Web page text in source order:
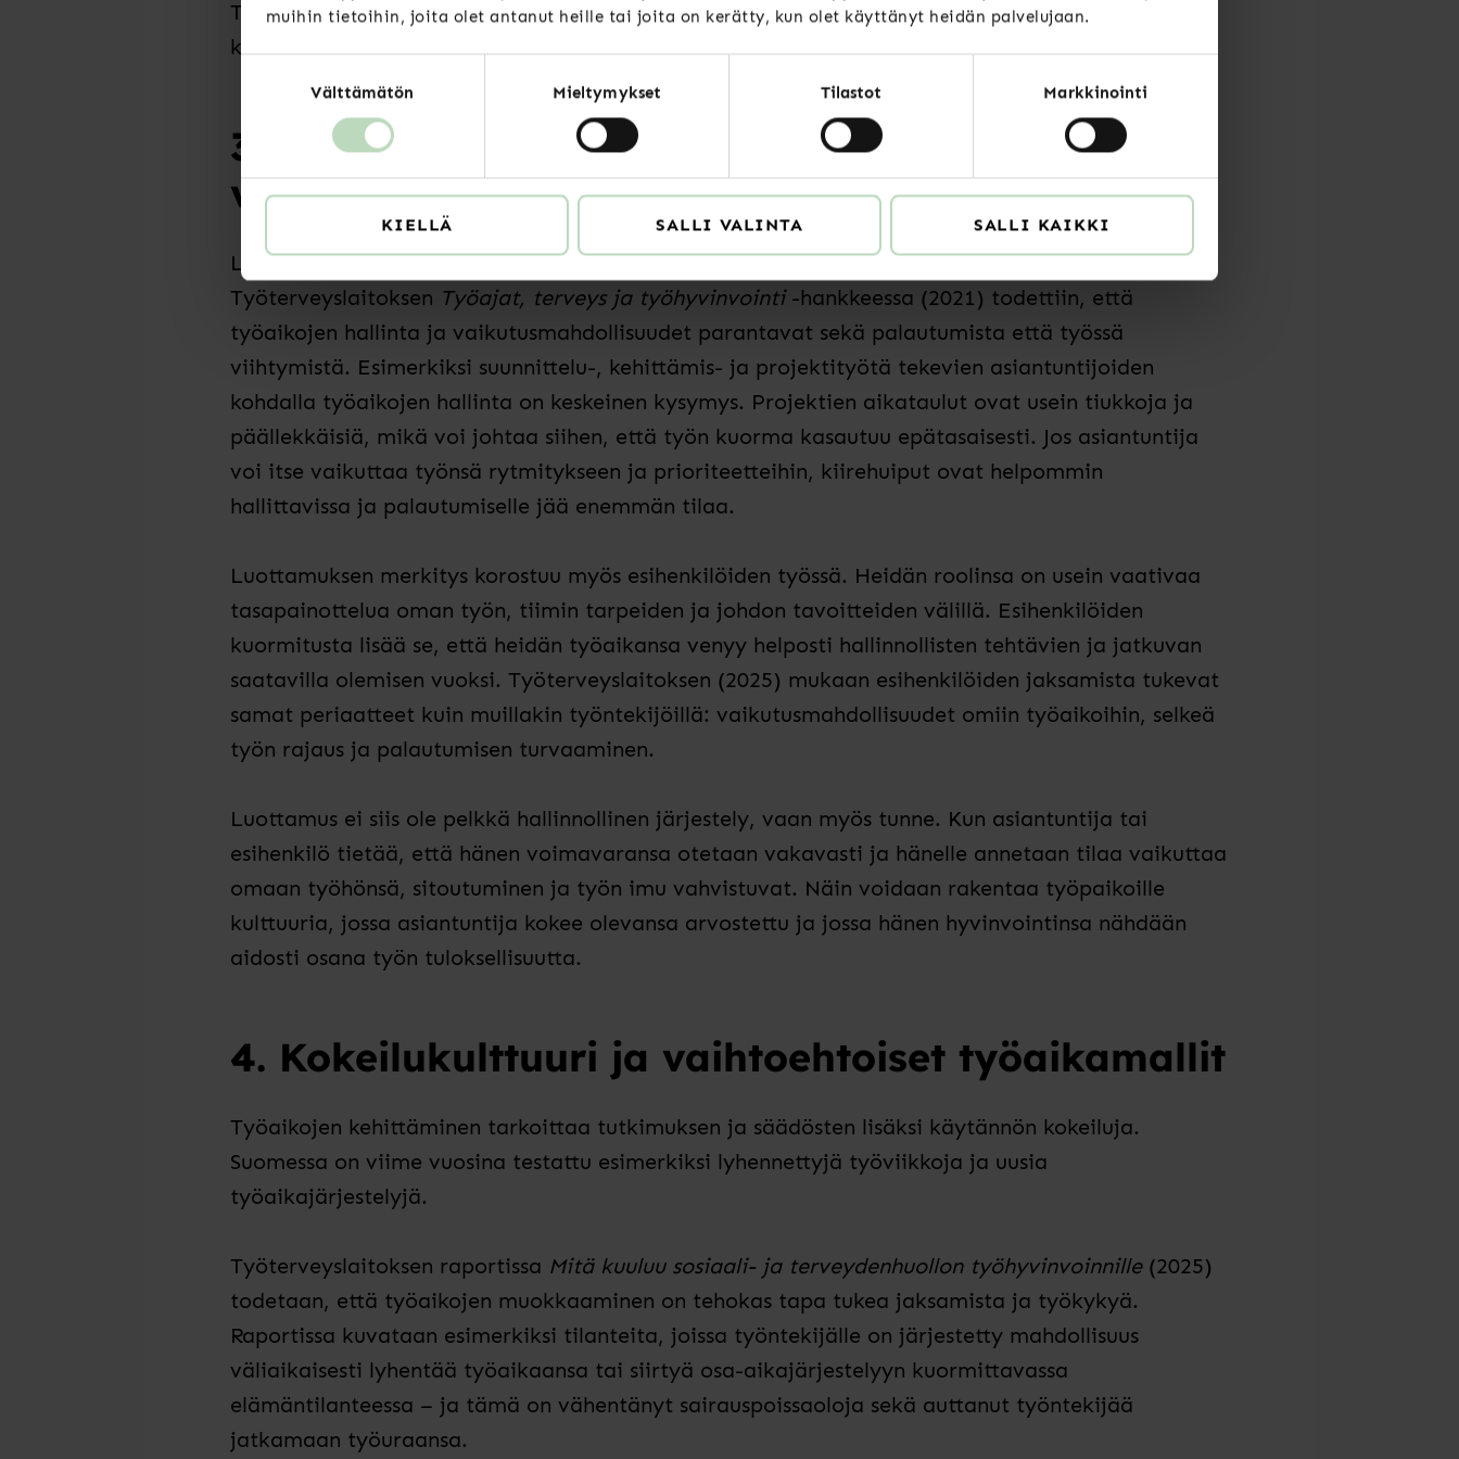
muihin tietoihin, joita olet antanut heille tai joita on kerätty, kun olet käyttänyt heidän palvelujaan.
Välttämätön Mieltymykset Tilastot Markkinointi
KIELLÄ SALLI VALINTA SALLI KAIKKI
Työaikaa olisi hyödyllistä tarkastella entistä enemmän työn tulosten, laadun ja vaikuttavuuden
kautta.
3. Luottamuksen ja itseohjautuvuuden
vahvistaminen
Luottamus syntyy siitä, että asiantuntijaa pidetään oman työnsä parhaana asiantuntijana.
Työterveyslaitoksen Työajat, terveys ja työhyvinvointi-hankkeessa (2021) todettiin, että
työaikojen hallinta ja vaikutusmahdollisuudet parantavat sekä palautumista että työssä
viihtymistä. Esimerkiksi suunnittelu-, kehittämis- ja projektityötä tekevien asiantuntijoiden
kohdalla työaikojen hallinta on keskeinen kysymys. Projektien aikataulut ovat usein tiukkoja ja
päällekkäisiä, mikä voi johtaa siihen, että työn kuorma kasautuu epätasaisesti. Jos asiantuntija
voi itse vaikuttaa työnsä rytmitykseen ja prioriteetteihin, kiirehuiput ovat helpommin
hallittavissa ja palautumiselle jää enemmän tilaa.
Luottamuksen merkitys korostuu myös esihenkilöiden työssä. Heidän roolinsa on usein vaativaa
tasapainottelua oman työn, tiimin tarpeiden ja johdon tavoitteiden välillä. Esihenkilöiden
kuormitusta lisää se, että heidän työaikansa venyy helposti hallinnollisten tehtävien ja jatkuvan
saatavilla olemisen vuoksi. Työterveyslaitoksen (2025) mukaan esihenkilöiden jaksamista tukevat
samat periaatteet kuin muillakin työntekijöillä: vaikutusmahdollisuudet omiin työaikoihin, selkeä
työn rajaus ja palautumisen turvaaminen.
Luottamus ei siis ole pelkkä hallinnollinen järjestely, vaan myös tunne. Kun asiantuntija tai
esihenkilö tietää, että hänen voimavaransa otetaan vakavasti ja hänelle annetaan tilaa vaikuttaa
omaan työhönsä, sitoutuminen ja työn imu vahvistuvat. Näin voidaan rakentaa työpaikoille
kulttuuria, jossa asiantuntija kokee olevansa arvostettu ja jossa hänen hyvinvointinsa nähdään
aidosti osana työn tuloksellisuutta.
4. Kokeilukulttuuri ja vaihtoehtoiset työaikamallit
Työaikojen kehittäminen tarkoittaa tutkimuksen ja säädösten lisäksi käytännön kokeiluja.
Suomessa on viime vuosina testattu esimerkiksi lyhennettyjä työviikkoja ja uusia
työaikajärjestelyjä.
Työterveyslaitoksen raportissa Mitä kuuluu sosiaali- ja terveydenhuollon työhyvinvoinnille(2025)
todetaan, että työaikojen muokkaaminen on tehokas tapa tukea jaksamista ja työkykyä.
Raportissa kuvataan esimerkiksi tilanteita, joissa työntekijälle on järjestetty mahdollisuus
väliaikaisesti lyhentää työaikaansa tai siirtyä osa-aikajärjestelyyn kuormittavassa
elämäntilanteessa – ja tämä on vähentänyt sairauspoissaoloja sekä auttanut työntekijää
jatkamaan työuraansa.